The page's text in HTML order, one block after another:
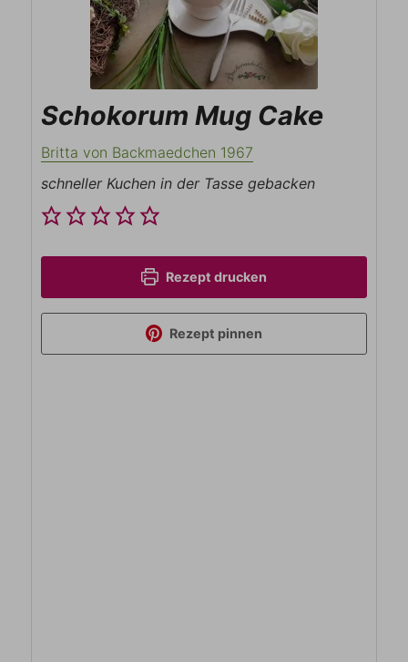
Schokorum Mug Cake
Britta von Backmaedchen 1967
schneller Kuchen in der Tasse gebacken
Rezept drucken
Rezept pinnen